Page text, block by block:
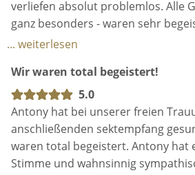
Stimme und wahnsinnig
Wir und unsere Gäste waren hin
Abstimmungen vorab liefen super
verschieben und die Entscheidung
kurzfristig). Eine ganz klare
💕
... weiterlesen
Wundervolle Hochzeitsmusik!
5.0
Anthony war ein absolutes
Trauung und den anschließenden
sing mit so viel Ausstrahlung und
versprüht einfach das gewisse